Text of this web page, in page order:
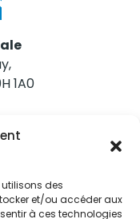
utilisons des
et/ou accéder aux
à ces technologies
1A0